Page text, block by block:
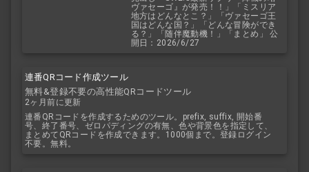
ヴァセーゴ』が発売！！」「ミスリア
地方はどんなとこ？」「ヴァセーゴ王
国はどんな国？」「どんな冒険ができ
る？」「随伴魔動機！」「まとめ」 公
開日：2026/6/27
連番QRコード作成ツール
無料&登録不要の高性能QRコードツール
2ヶ月前に更新
連番QRコードを作成するためのツール。prefix, suffix, 開始番
号、終了番号、ゼロパディングの有無、色や背景色を指定して、
まとめてQRコードを作成できます。1000個まで。登録ログイン
不要。無料。